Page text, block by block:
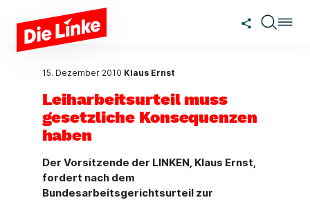
Zum Hauptinhalt springen
15. Dezember 2010 Klaus Ernst
Leiharbeitsurteil muss
gesetzliche Konsequenzen
haben
Der Vorsitzende der LINKEN, Klaus Ernst,
fordert nach dem
Bundesarbeitsgerichtsurteil zur